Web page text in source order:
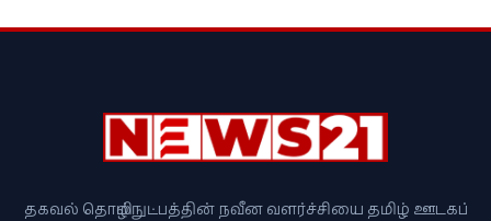
தகவல் தொழில்நுட்பத்தின் நவீன வளர்ச்சியை தமிழ் ஊடகப்